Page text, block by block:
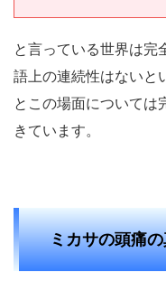
と言っている世界は完
語上の連続性はないと
とこの場面については
きています。
ミカサの頭痛